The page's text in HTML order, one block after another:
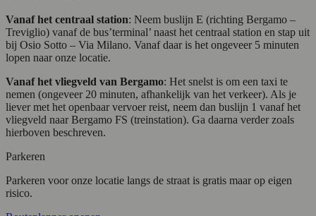
Vanaf het centraal station: Neem buslijn E (richting Bergamo –
Treviglio) vanaf de bus’terminal’ naast het centraal station en stap uit
bij Osio Sotto – Via Milano. Vanaf daar is het ongeveer 5 minuten
lopen naar onze locatie.
Vanaf het vliegveld van Bergamo: Het snelst is om een taxi te
nemen (ongeveer 20 minuten, afhankelijk van het verkeer). Als je
liever met het openbaar vervoer reist, neem dan buslijn 1 vanaf het
vliegveld naar Bergamo FS (treinstation). Ga daarna verder zoals
hierboven beschreven.
Parkeren
Parkeren voor onze locatie langs de straat is gratis maar op eigen
risico.